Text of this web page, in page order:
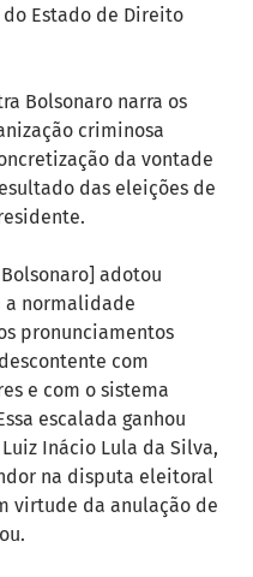
Estado de Direito
Bolsonaro narra os
criminosa
da vontade
das eleições de
adotou
a normalidade
pronunciamentos
com
e com o sistema
escalada ganhou
Inácio Lula da Silva,
na disputa eleitoral
virtude da anulação de